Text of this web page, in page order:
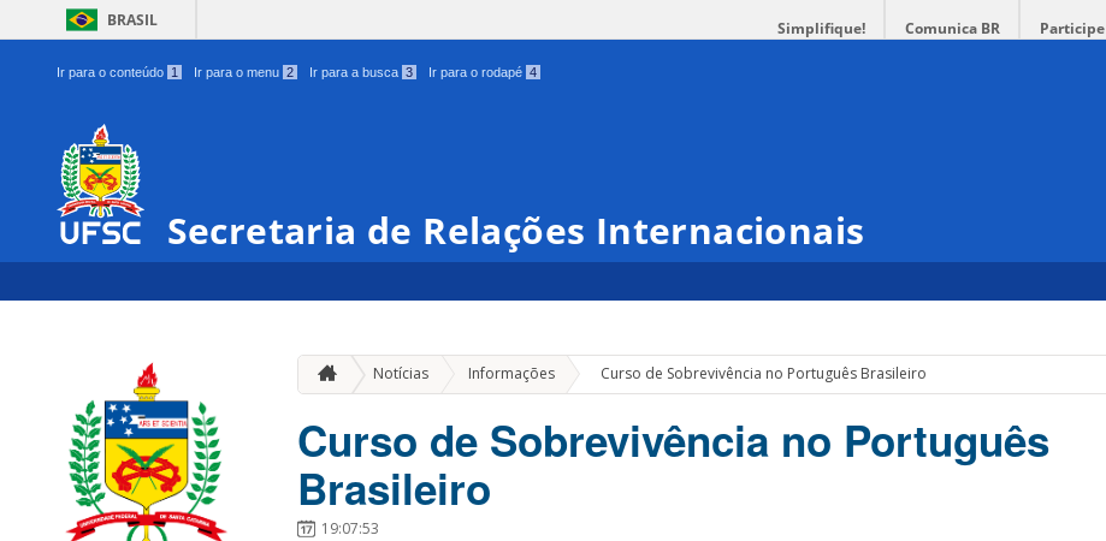
BRASIL Simplifique! Comunica BR Participe
Ir para o conteúdo 1 Ir para o menu 2 Ir para a busca 3 Ir para o rodapé 4
Secretaria de Relações Internacionais
Notícias Informações » Curso de Sobrevivência no Português Brasileiro
Curso de Sobrevivência no Português
Brasileiro
19:07:53